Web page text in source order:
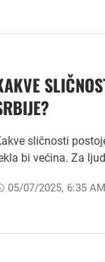
sličnosti
bi većina. Za
05/07/2025, 6:35 AM